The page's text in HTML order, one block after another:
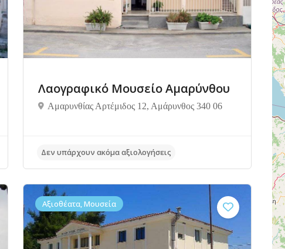
Λαογραφικό Μουσείο Αμαρύνθου
Αμαρυνθίας Αρτέμιδος 12, Αμάρυνθος 340 06
Δεν υπάρχουν ακόμα αξιολογήσεις
Αξιοθέατα, Μουσεία